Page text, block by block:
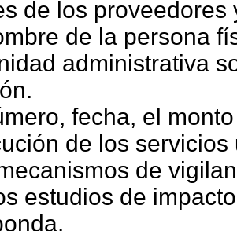
de los proveedores
de la persona
administrativa
fecha, el
de los servicios
de
estudios de